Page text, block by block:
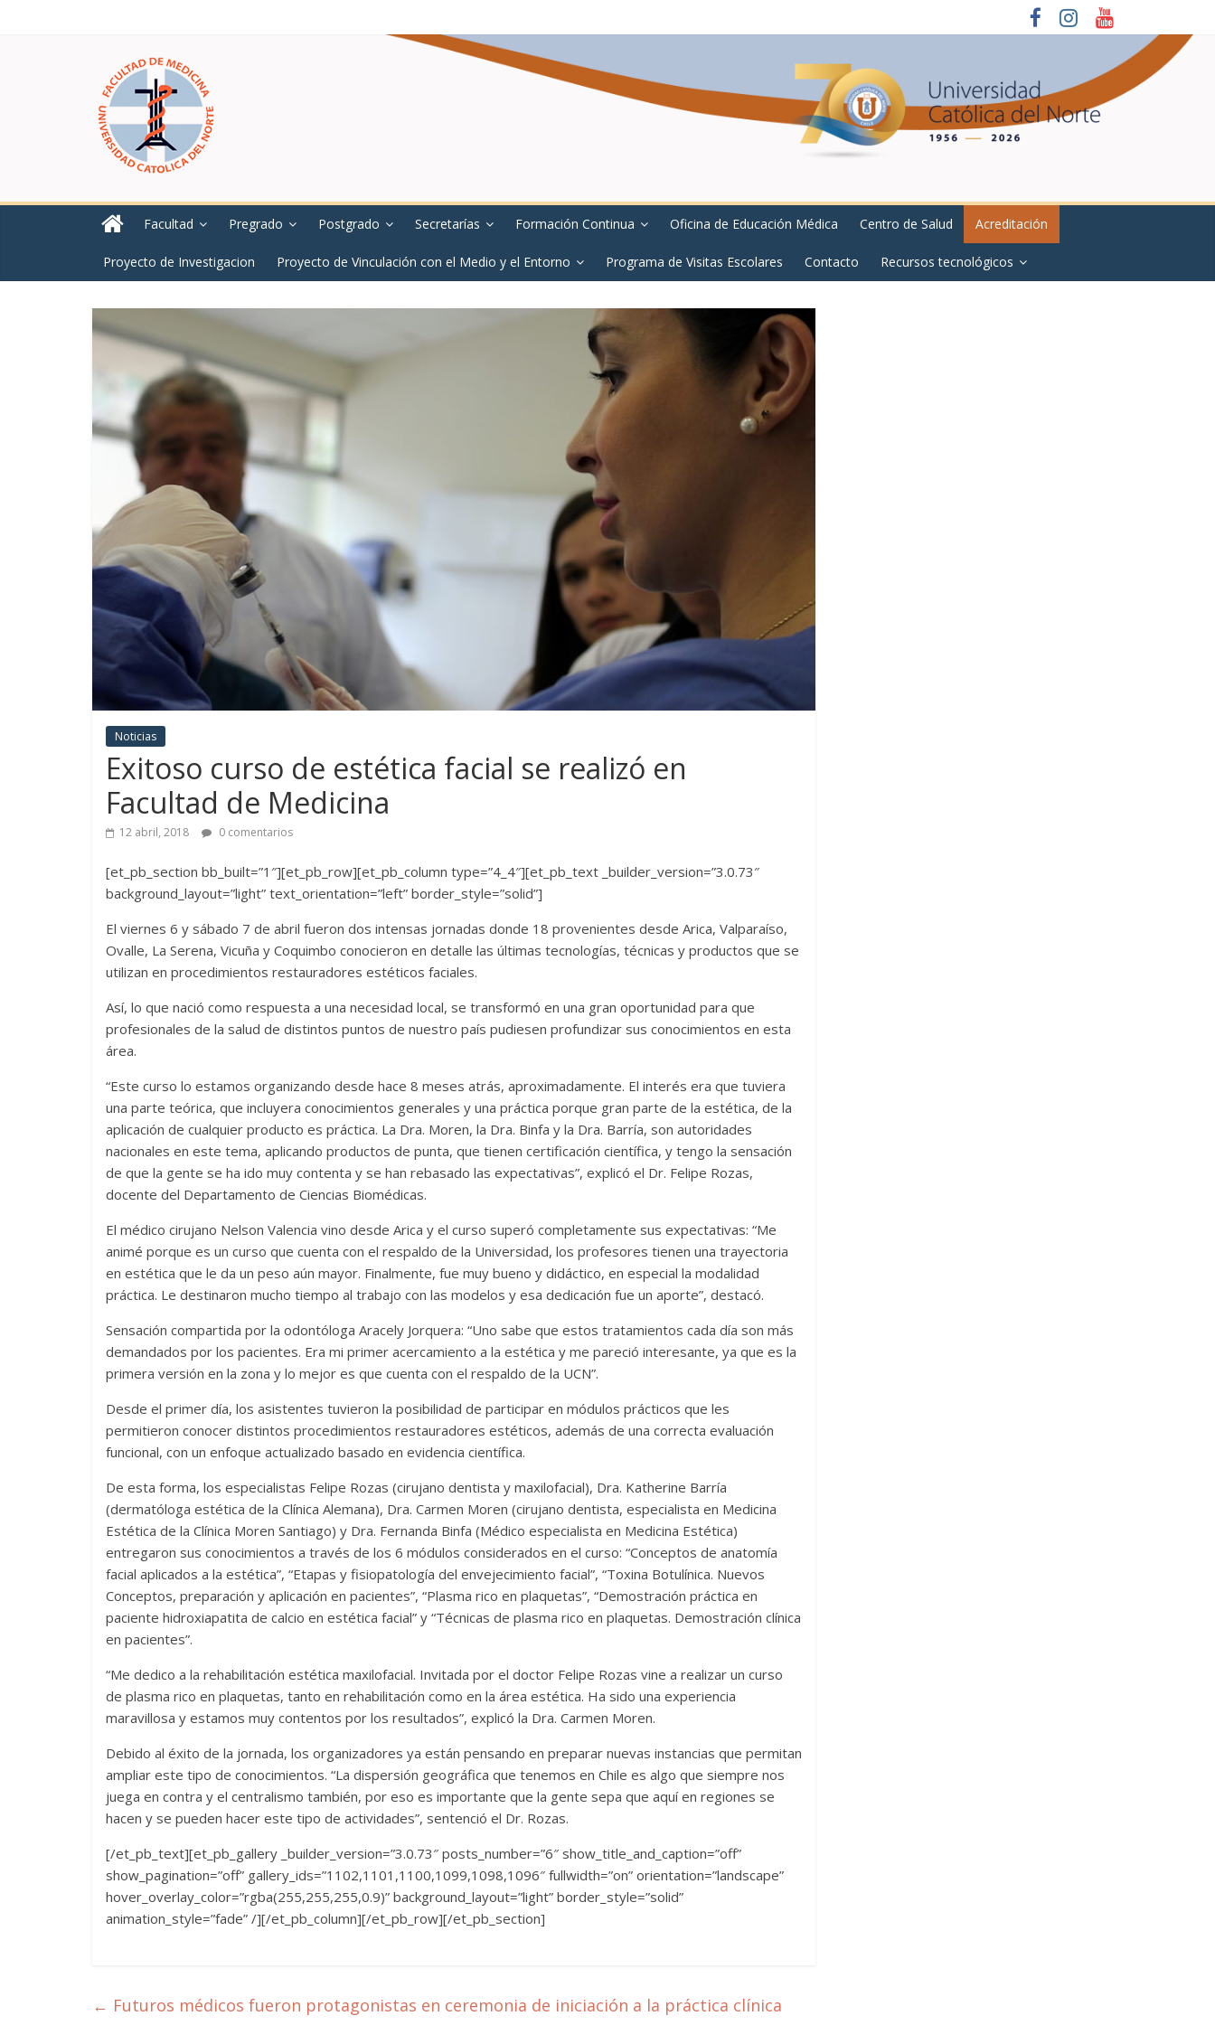
Facultad Pregrado Postgrado Secretarías Formación Continua Oficina de Educación Médica Centro de Salud Acreditación
Proyecto de Investigacion Proyecto de Vinculación con el Medio y el Entorno Programa de Visitas Escolares Contacto Recursos tecnológicos
Noticias
Exitoso curso de estética facial se realizó en
Facultad de Medicina
12 abril, 2018 0 comentarios
[et_pb_section bb_built=”1″][et_pb_row][et_pb_column type=”4_4″][et_pb_text _builder_version=”3.0.73″
background_layout=”light” text_orientation=”left” border_style=”solid”]
El viernes 6 y sábado 7 de abril fueron dos intensas jornadas donde 18 provenientes desde Arica, Valparaíso,
Ovalle, La Serena, Vicuña y Coquimbo conocieron en detalle las últimas tecnologías, técnicas y productos que se
utilizan en procedimientos restauradores estéticos faciales.
Así, lo que nació como respuesta a una necesidad local, se transformó en una gran oportunidad para que
profesionales de la salud de distintos puntos de nuestro país pudiesen profundizar sus conocimientos en esta
área.
“Este curso lo estamos organizando desde hace 8 meses atrás, aproximadamente. El interés era que tuviera
una parte teórica, que incluyera conocimientos generales y una práctica porque gran parte de la estética, de la
aplicación de cualquier producto es práctica. La Dra. Moren, la Dra. Binfa y la Dra. Barría, son autoridades
nacionales en este tema, aplicando productos de punta, que tienen certificación científica, y tengo la sensación
de que la gente se ha ido muy contenta y se han rebasado las expectativas”, explicó el Dr. Felipe Rozas,
docente del Departamento de Ciencias Biomédicas.
El médico cirujano Nelson Valencia vino desde Arica y el curso superó completamente sus expectativas: “Me
animé porque es un curso que cuenta con el respaldo de la Universidad, los profesores tienen una trayectoria
en estética que le da un peso aún mayor. Finalmente, fue muy bueno y didáctico, en especial la modalidad
práctica. Le destinaron mucho tiempo al trabajo con las modelos y esa dedicación fue un aporte”, destacó.
Sensación compartida por la odontóloga Aracely Jorquera: “Uno sabe que estos tratamientos cada día son más
demandados por los pacientes. Era mi primer acercamiento a la estética y me pareció interesante, ya que es la
primera versión en la zona y lo mejor es que cuenta con el respaldo de la UCN”.
Desde el primer día, los asistentes tuvieron la posibilidad de participar en módulos prácticos que les
permitieron conocer distintos procedimientos restauradores estéticos, además de una correcta evaluación
funcional, con un enfoque actualizado basado en evidencia científica.
De esta forma, los especialistas Felipe Rozas (cirujano dentista y maxilofacial), Dra. Katherine Barría
(dermatóloga estética de la Clínica Alemana), Dra. Carmen Moren (cirujano dentista, especialista en Medicina
Estética de la Clínica Moren Santiago) y Dra. Fernanda Binfa (Médico especialista en Medicina Estética)
entregaron sus conocimientos a través de los 6 módulos considerados en el curso: “Conceptos de anatomía
facial aplicados a la estética”, “Etapas y fisiopatología del envejecimiento facial”, “Toxina Botulínica. Nuevos
Conceptos, preparación y aplicación en pacientes”, “Plasma rico en plaquetas”, “Demostración práctica en
paciente hidroxiapatita de calcio en estética facial” y “Técnicas de plasma rico en plaquetas. Demostración clínica
en pacientes”.
“Me dedico a la rehabilitación estética maxilofacial. Invitada por el doctor Felipe Rozas vine a realizar un curso
de plasma rico en plaquetas, tanto en rehabilitación como en la área estética. Ha sido una experiencia
maravillosa y estamos muy contentos por los resultados”, explicó la Dra. Carmen Moren.
Debido al éxito de la jornada, los organizadores ya están pensando en preparar nuevas instancias que permitan
ampliar este tipo de conocimientos. “La dispersión geográfica que tenemos en Chile es algo que siempre nos
juega en contra y el centralismo también, por eso es importante que la gente sepa que aquí en regiones se
hacen y se pueden hacer este tipo de actividades”, sentenció el Dr. Rozas.
[/et_pb_text][et_pb_gallery _builder_version=”3.0.73″ posts_number=”6″ show_title_and_caption=”off”
show_pagination=”off” gallery_ids=”1102,1101,1100,1099,1098,1096″ fullwidth=”on” orientation=”landscape”
hover_overlay_color=”rgba(255,255,255,0.9)” background_layout=”light” border_style=”solid”
animation_style=”fade” /][/et_pb_column][/et_pb_row][/et_pb_section]
← Futuros médicos fueron protagonistas en ceremonia de iniciación a la práctica clínica